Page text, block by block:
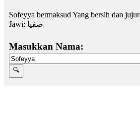
Sofeyya bermaksud Yang bersih dan jujur
Jawi: صفيا
Masukkan Nama: